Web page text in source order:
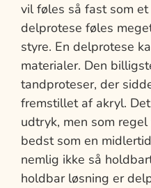
vil føles så fast som
delprotese føles
styre. En delprotese
materialer. Den
tandproteser, der
fremstillet af akryl.
udtryk, men som
bedst som en
nemlig ikke så
holdbar løsning er